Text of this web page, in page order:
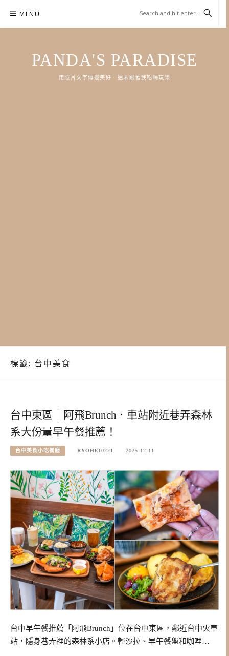
content
MENU
PANDA'S PARADISE
用照片文字傳遞美好．週末跟著我吃喝玩樂
標籤: 台中美食
台中東區｜阿飛Brunch．車站附近巷弄森林
系大份量早午餐推薦！
台中美食小吃餐廳 RYOHEI0221 2025-12-11
台中早午餐推薦「阿飛Brunch」位在台中東區，鄰近台中火車
站，隱身巷弄裡的森林系小店。輕沙拉、早午餐盤和咖哩…